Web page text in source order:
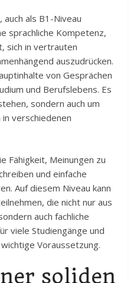
als B1-Niveau
sprachliche Kompetenz,
sich in vertrauten
auszudrücken.
von Gesprächen
und Berufslebens. Es
sondern auch um
verschiedenen
Fähigkeit, Meinungen zu
und einfache
Auf diesem Niveau kann
die nicht nur aus
auch fachliche
viele Studiengänge und
Voraussetzung.
soliden